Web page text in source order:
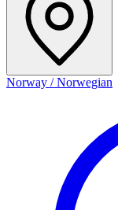
Norway / Norwegian